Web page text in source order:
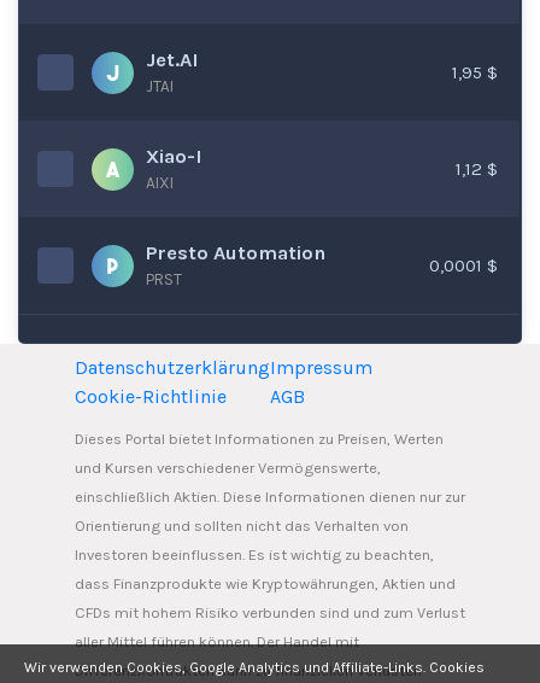
Jet.AI
JTAI
1,95 $
Xiao-I
AIXI
1,12 $
Presto Automation
PRST
0,0001 $
Datenschutzerklärung
Cookie-Richtlinie
Impressum
AGB
Dieses Portal bietet Informationen zu Preisen, Werten
und Kursen verschiedener Vermögenswerte,
einschließlich Aktien. Diese Informationen dienen nur zur
Orientierung und sollten nicht das Verhalten von
Investoren beeinflussen. Es ist wichtig zu beachten,
dass Finanzprodukte wie Kryptowährungen, Aktien und
CFDs mit hohem Risiko verbunden sind und zum Verlust
aller Mittel führen können. Der Handel mit
Differenzkontrakten kann zu finanziellen Verlusten
Wir verwenden Cookies, Google Analytics und Affiliate-Links. Cookies